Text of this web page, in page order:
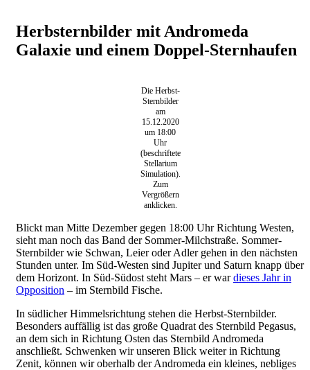
Herbsternbilder mit Andromeda
Galaxie und einem Doppel-Sternhaufen
Die Herbst-
Sternbilder
am
15.12.2020
um 18:00
Uhr
(beschriftete
Stellarium
Simulation).
Zum
Vergrößern
anklicken.
Blickt man Mitte Dezember gegen 18:00 Uhr Richtung Westen,
sieht man noch das Band der Sommer-Milchstraße. Sommer-
Sternbilder wie Schwan, Leier oder Adler gehen in den nächsten
Stunden unter. Im Süd-Westen sind Jupiter und Saturn knapp über
dem Horizont. In Süd-Südost steht Mars – er wardieses Jahr in
Opposition – im Sternbild Fische.
In südlicher Himmelsrichtung stehen die Herbst-Sternbilder.
Besonders auffällig ist das große Quadrat des Sternbild Pegasus,
an dem sich in Richtung Osten das Sternbild Andromeda
anschließt. Schwenken wir unseren Blick weiter in Richtung
Zenit, können wir oberhalb der Andromeda ein kleines, nebliges